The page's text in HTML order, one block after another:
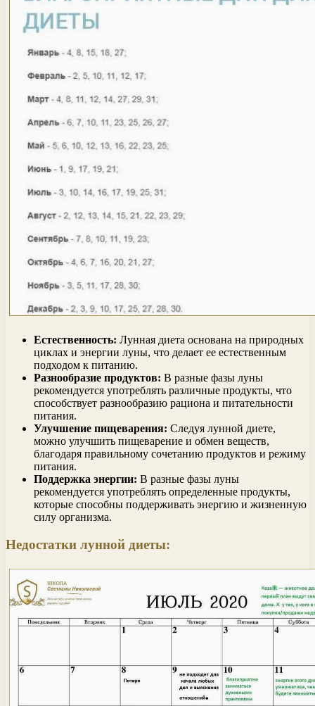
Естественность: Лунная диета основана на природных
циклах и энергии луны, что делает ее естественным
подходом к питанию.
Разнообразие продуктов: В разные фазы луны
рекомендуется употреблять различные продукты, что
способствует разнообразию рациона и питательности
питания.
Улучшение пищеварения: Следуя лунной диете,
можно улучшить пищеварение и обмен веществ,
благодаря правильному сочетанию продуктов и режиму
питания.
Поддержка энергии: В разные фазы луны
рекомендуется употреблять определенные продукты,
которые способны поддерживать энергию и жизненную
силу организма.
Недостатки лунной диеты: